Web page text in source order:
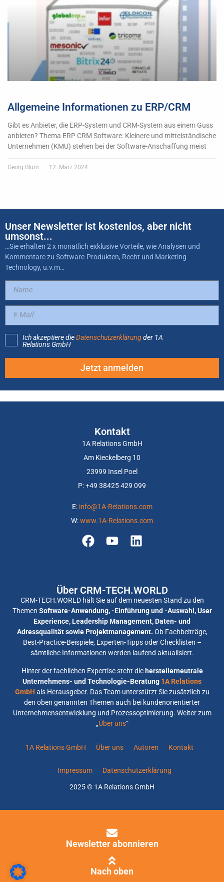
Allgemeine Informationen zu ERP/CRM
Gibt es Anbieter, die ERP-System und CRM-System aus einem Guss
anbieten? Thema ERP CRM Software: Kleinere und mittelständische
Unternehmen (KMU) stehen bei der Software-Anschaffung meist
Georg Blum 12. März 2024
Unser Newsletter ist kostenlos, aber nicht
umsonst...
…Sie erhalten 2 x monatlich exklusive Vorteile, wie Analysen und
Kommentare zu Software-Produkten, Recht und Marketing
Technology, u.v.m…
Ich akzeptiere dieDatenschutzerklärungder 1A
Relations GmbH
Jetzt anmelden
Kontakt
1A Relations GmbH
Am Kieckelberg 10
23999 Insel Poel
P: +49 38425 429 099
E: info@1A-Relations.com
W:www.1A-Relations.com
Über CRM-TECH.WORLD
CRM-TECH.WORLD hält Sie auf dem neuesten Stand zu den
Themen Software-Anwendung, -Einführung und -Auswahl, User
Experience, Leadership Management, Daten- und
Adressqualität sowie Projektmanagement. Ob Fachbeiträge,
Best-Practice-Beispiele, Experten-Tipps oder Checklisten –
sämtliche Informationen werden laufend aktualisiert.
Hinter der fachlichen Expertise steht die herstellerneutrale
Unternehmens- und Technologie-Beratung 1A Relations
GmbH als Herausgeber. Das Team unterstützt Sie zusätzlich zu
den oben genannten Themen auch bei kundenorientierter
Unternehmensentwicklung und Prozessoptimierung. Weiter zum
„Über uns“
1A Relations GmbH Über uns Autoren Kontakt
Impressum Datenschutzerklärung
2025 © 1A Relations GmbH
Newsletter abonnieren
Nach oben